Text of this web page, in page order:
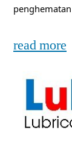
read more